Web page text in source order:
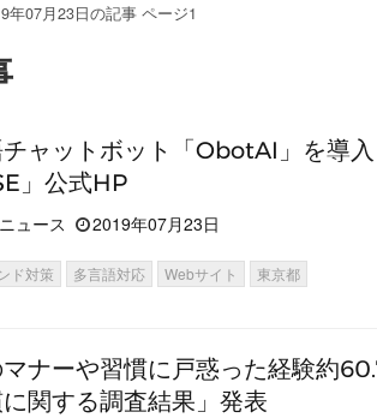
年07月23日の記事 ページ1
ャットボット「ObotAI」を導
」公式HP
ュース 2019年07月23日
ド対策 多言語対応 Webサイト 東京都
マナーや習慣に戸惑った経験約
関する調査結果」発表